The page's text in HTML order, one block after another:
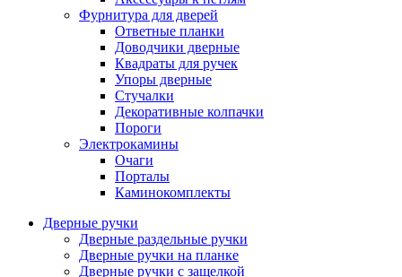
Фурнитура для дверей
Ответные планки
Доводчики дверные
Квадраты для ручек
Упоры дверные
Стучалки
Декоративные колпачки
Пороги
Электрокамины
Очаги
Порталы
Каминокомплекты
Дверные ручки
Дверные раздельные ручки
Дверные ручки на планке
Дверные ручки с защелкой